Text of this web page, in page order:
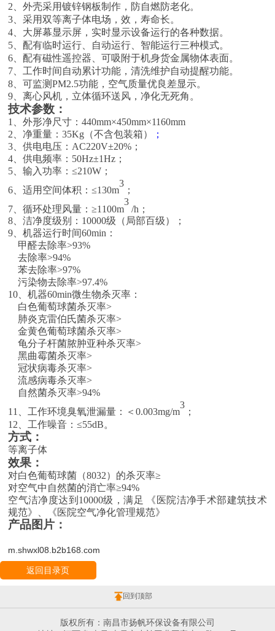
2、外壳采用镀锌钢板制作，防自燃防老化。
3、采用双等离子体电场，效，寿命长。
4、 大屏幕显示屏，实时显示设备运行的各种数据。
5、 配有临时运行、自动运行、智能运行三种模式。
6、 配有磁性遥控器、可吸附于机身货金属物体表面。
7、 工作时间自动累计功能，清洗维护自动提醒功能。
8、可监测PM2.5功能，空气质量优良差显示。
9、离心风机，立体循环送风，净化无死角。
技术参数：
1 、外形净尺寸：440mm×450mm×1160mm
2 、净重量：35Kg（不含包装箱）
；
3 、供电电压： AC220V±20%；
4 、供电频率： 50Hz±1Hz ；
5 、输入功率：≤210W ；
6 、适用空间体积：≤130m
3
；
7 、循环处理风量：≥1100m
3
/h；
8 、洁净度级别： 10000级（局部百级）；
9、机器运行时间60min ：
甲醛去除率>93%
去除率>94%
苯去除率>97%
污染物去除率>97.4%
10 、机器60min微生物杀灭率：
白色葡萄球菌杀灭率>
肺炎克雷伯氏菌杀灭率>
金黄色葡萄球菌杀灭率>
龟分子杆菌脓肿亚种杀灭率>
黑曲霉菌杀灭率>
冠状病毒杀灭率>
流感病毒杀灭率>
自然菌杀灭率>94%
11
工作环境臭氧泄漏量： ＜0.003mg/m
3
；
12
工作噪音：≤55dB。
方式：
等离子体
效果：
对白色葡萄球菌（8032）的杀灭率≥
对空气中自然菌的消亡率≥94%
空气洁净度达到 10000级，满足 《医院洁净手术部建筑技术
规范》、《医院空气净化管理规范》
产品图片：
m.shwxl08.b2b168.com
返回目录页
回到顶部
版权所有：南昌市扬帆环保设备有限公司